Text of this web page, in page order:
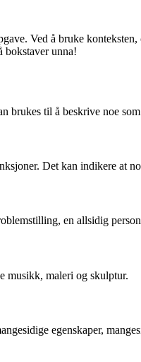
Ved å bruke
bokstaver unna!
brukes til å beskrive noe
Det kan indikere at
en allsidig
musikk, maleri og skulptur.
egenskaper,